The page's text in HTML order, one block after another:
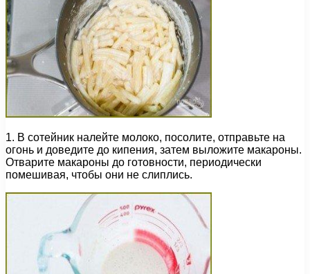
1. В сотейник налейте молоко, посолите, отправьте на
огонь и доведите до кипения, затем выложите макароны.
Отварите макароны до готовности, периодически
помешивая, чтобы они не слиплись.